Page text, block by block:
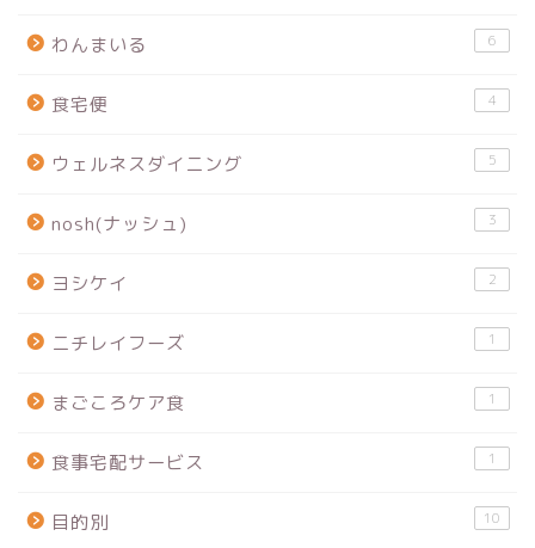
わんまいる 6
食宅便 4
ウェルネスダイニング 5
nosh(ナッシュ) 3
ヨシケイ 2
ニチレイフーズ 1
まごころケア食 1
食事宅配サービス 1
目的別 10